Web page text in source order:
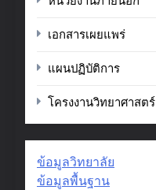
เอกสารเผยแพร่
แผนปฏิบัติการ
โครงงานวิทยาศาสตร์
ข้อมูลวิทยาลัย
ข้อมูลพื้นฐาน